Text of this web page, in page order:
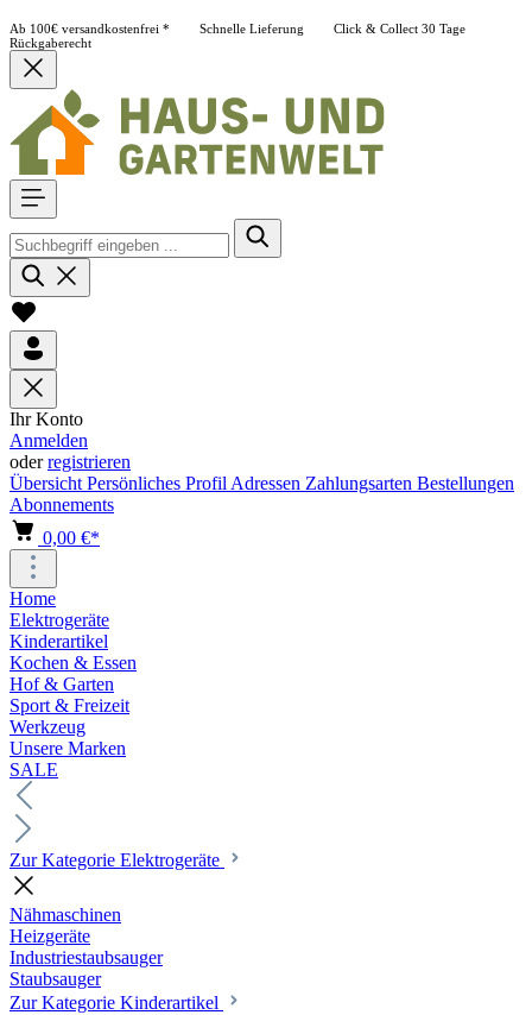
Ab 100€ versandkostenfrei * Schnelle Lieferung Click & Collect 30 Tage
Rückgaberecht
Ihr Konto
Anmelden
oderregistrieren
Übersicht Persönliches Profil Adressen Zahlungsarten Bestellungen
Abonnements
0,00 €*
Home
Elektrogeräte
Kinderartikel
Kochen & Essen
Hof & Garten
Sport & Freizeit
Werkzeug
Unsere Marken
SALE
Zur Kategorie Elektrogeräte
Nähmaschinen
Heizgeräte
Industriestaubsauger
Staubsauger
Zur Kategorie Kinderartikel